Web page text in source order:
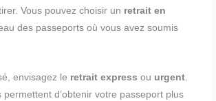
Vous pouvez choisir un retrait en
des passeports où vous avez soumis
envisagez le retrait express ou urgent.
permettent d’obtenir votre passeport plus